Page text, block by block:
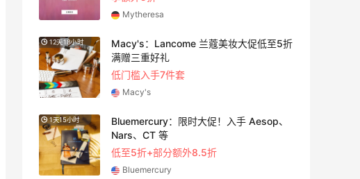
Bobbi Brown
1天15小时
Bloomingdales：时尚热卖！入手珑骧、
Tory Burch、拉夫劳伦等
每满$100返$25礼卡
Bloomingdales
2天3小时
iHerb ：88全球好物节！选购日常保健、
健身补剂、护肤洗护等
无门槛7.5折
iHerb